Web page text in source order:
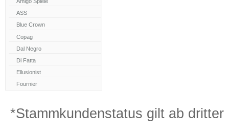
*Stammkundenstatus gilt ab dritter